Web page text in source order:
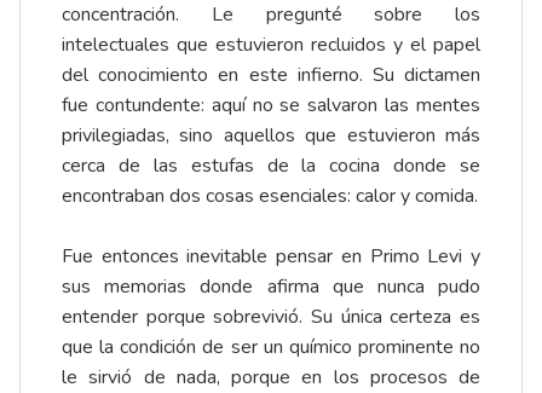
concentración. Le pregunté sobre los
intelectuales que estuvieron recluidos y el papel
del conocimiento en este infierno. Su dictamen
fue contundente: aquí no se salvaron las mentes
privilegiadas, sino aquellos que estuvieron más
cerca de las estufas de la cocina donde se
encontraban dos cosas esenciales: calor y comida.
Fue entonces inevitable pensar en Primo Levi y
sus memorias donde afirma que nunca pudo
entender porque sobrevivió. Su única certeza es
que la condición de ser un químico prominente no
le sirvió de nada, porque en los procesos de